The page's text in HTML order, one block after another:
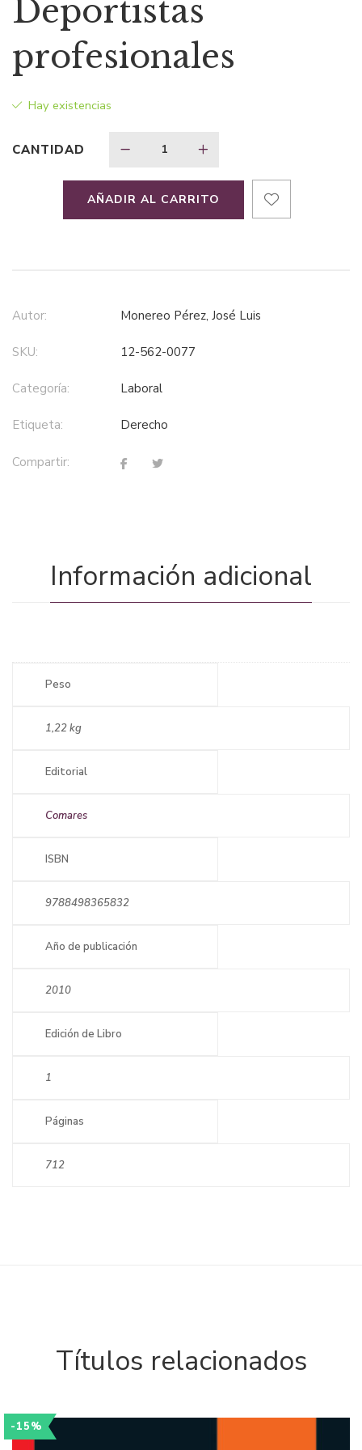
original
era:
$249,04.
actual
es:
Deportistas
profesionales
Hay existencias
CANTIDAD
AÑADIR AL CARRITO
Autor: Monereo Pérez, José Luis
SKU: 12-562-0077
Categoría: laboral
Etiqueta: derecho
Compartir:
Información adicional
Peso
1,22 kg
Editorial
Comares
ISBN
9788498365832
Año de publicación
2010
Edición de Libro
1
Páginas
712
Títulos relacionados
-15%